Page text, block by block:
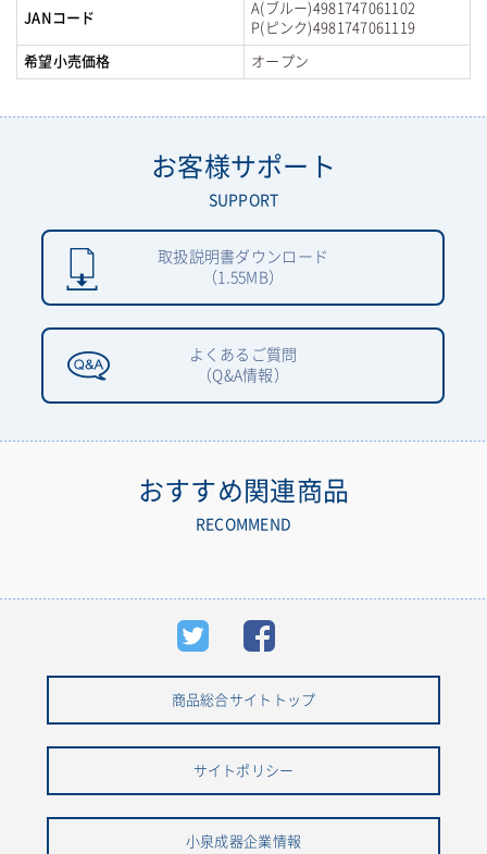
JANコード
A(ブルー)4981747061102
P(ピンク)4981747061119
希望小売価格 オープン
お客様サポート
SUPPORT
取扱説明書ダウンロード
（1.55MB）
よくあるご質問
（Q&A情報）
おすすめ関連商品
RECOMMEND
商品総合サイトトップ
サイトポリシー
小泉成器企業情報